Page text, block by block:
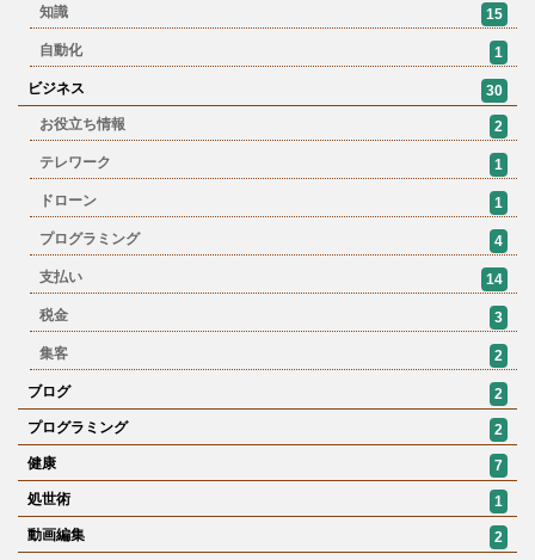
知識 15
自動化 1
ビジネス
30
お役立ち情報
2
テレワーク 1
ドローン 1
プログラミング 4
支払い 14
税金 3
集客 2
ブログ
2
プログラミング
2
健康
7
処世術
1
動画編集
2